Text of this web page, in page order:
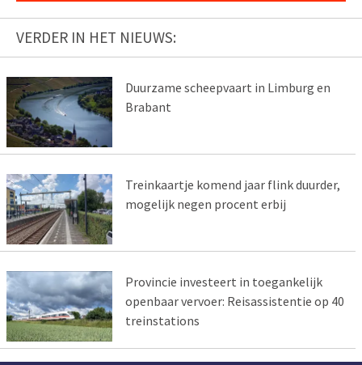
VERDER IN HET NIEUWS:
Duurzame scheepvaart in Limburg en
Brabant
Treinkaartje komend jaar flink duurder,
mogelijk negen procent erbij
Provincie investeert in toegankelijk
openbaar vervoer: Reisassistentie op 40
treinstations